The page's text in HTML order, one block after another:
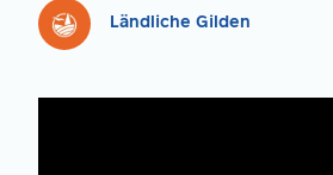
Ländliche Gilden